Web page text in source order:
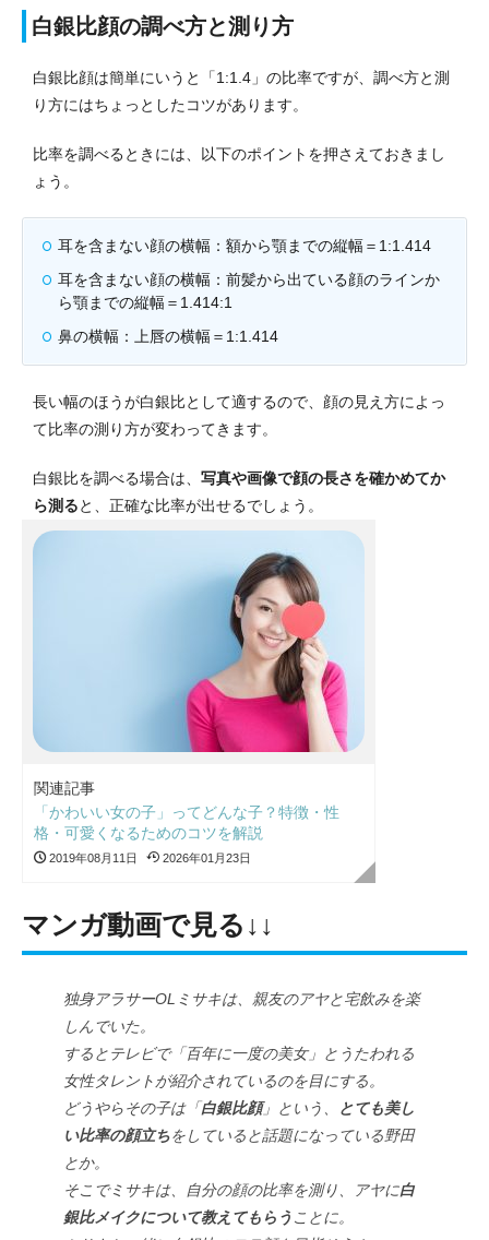
白銀比顔の調べ方と測り方
白銀比顔は簡単にいうと「1:1.4」の比率ですが、調べ方と測
り方にはちょっとしたコツがあります。
比率を調べるときには、以下のポイントを押さえておきまし
ょう。
耳を含まない顔の横幅：額から顎までの縦幅＝1:1.414
耳を含まない顔の横幅：前髪から出ている顔のラインか
ら顎までの縦幅＝1.414:1
鼻の横幅：上唇の横幅＝1:1.414
長い幅のほうが白銀比として適するので、顔の見え方によっ
て比率の測り方が変わってきます。
白銀比を調べる場合は、 写真や画像で顔の長さを確かめてか
ら測ると、正確な比率が出せるでしょう。
関連記事
「かわいい女の子」ってどんな子？特徴・性
格・可愛くなるためのコツを解説
2019年08月11日 2026年01月23日
マンガ動画で見る↓↓
独身アラサーOLミサキは、親友のアヤと宅飲みを楽
しんでいた。
するとテレビで「百年に一度の美女」とうたわれる
女性タレントが紹介されているのを目にする。
どうやらその子は「白銀比顔」という、
とても美し
い比率の顔立ちをしていると話題になっている野田
とか。
そこでミサキは、自分の顔の比率を測り、アヤに白
銀比メイクについて教えてもらう ことに。